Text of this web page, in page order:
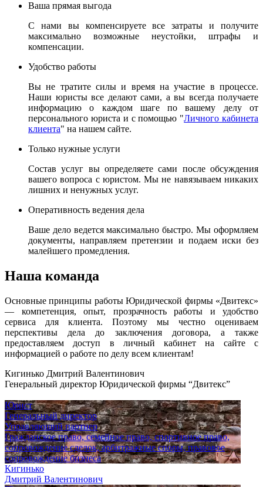
Ваша прямая выгода
С нами вы компенсируете все затраты и получите
максимально возможные неустойки, штрафы и
компенсации.
Удобство работы
Вы не тратите силы и время на участие в процессе.
Наши юристы все делают сами, а вы всегда получаете
информацию о каждом шаге по вашему делу от
персонального юриста и с помощью "Личного кабинета
клиента" на нашем сайте.
Только нужные услуги
Состав услуг вы определяете сами после обсуждения
вашего вопроса с юристом. Мы не навязываем никаких
лишних и ненужных услуг.
Оперативность ведения дела
Ваше дело ведется максимально быстро. Мы оформляем
документы, направляем претензии и подаем иски без
малейшего промедления.
Наша команда
Основные принципы работы Юридической фирмы «Двитекс»
— компетенция, опыт, прозрачность работы и удобство
сервиса для клиента. Поэтому мы честно оцениваем
перспективы дела до заключения договора, а также
предоставляем доступ в личный кабинет на сайте с
информацией о работе по делу всем клиентам!
Кигинько Дмитрий Валентинович
Генеральный директор Юридической фирмы “Двитекс”
Юрист
Генеральный директор
Управляющий партнер
Гражданское право, семейное право, спортивное право,
сопровождение сделок, арбитражные споры, правовое
сопровождение бизнеса
Кигинько
Дмитрий Валентинович